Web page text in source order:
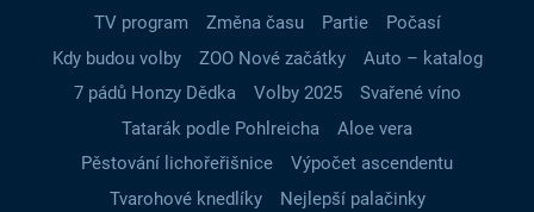
TV program
Změna času Partie
Počasí
Kdy budou volby
ZOO Nové začátky
Auto – katalog
7 pádů Honzy Dědka
Volby 2025
Svařené víno
Tatarák podle Pohlreicha
Aloe vera
Pěstování lichořeřišnice
Výpočet ascendentu
Tvarohové knedlíky
Nejlepší palačinky